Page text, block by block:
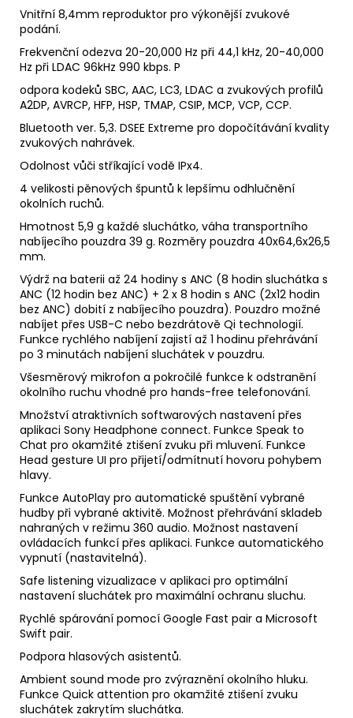
Vnitřní 8,4mm reproduktor pro výkonější zvukové
podání.
Frekvenční odezva 20-20,000 Hz při 44,1 kHz, 20-40,000
Hz při LDAC 96kHz 990 kbps. P
odpora kodeků SBC, AAC, LC3, LDAC a zvukových profilů
A2DP, AVRCP, HFP, HSP, TMAP, CSIP, MCP, VCP, CCP.
Bluetooth ver. 5,3. DSEE Extreme pro dopočítávání kvality
zvukových nahrávek.
Odolnost vůči stříkající vodě IPx4.
4 velikosti pěnových špuntů k lepšímu odhlučnění
okolních ruchů.
Hmotnost 5,9 g každé sluchátko, váha transportního
nabíjecího pouzdra 39 g. Rozměry pouzdra 40x64,6x26,5
mm.
Výdrž na baterii až 24 hodiny s ANC (8 hodin sluchátka s
ANC (12 hodin bez ANC) + 2 x 8 hodin s ANC (2x12 hodin
bez ANC) dobití z nabíjecího pouzdra). Pouzdro možné
nabíjet přes USB-C nebo bezdrátově Qi technologií.
Funkce rychlého nabíjení zajistí až 1 hodinu přehrávání
po 3 minutách nabíjení sluchátek v pouzdru.
Všesměrový mikrofon a pokročilé funkce k odstranění
okolního ruchu vhodné pro hands-free telefonování.
Množství atraktivních softwarových nastavení přes
aplikaci Sony Headphone connect. Funkce Speak to
Chat pro okamžité ztišení zvuku při mluvení. Funkce
Head gesture UI pro přijetí/odmítnutí hovoru pohybem
hlavy.
Funkce AutoPlay pro automatické spuštění vybrané
hudby při vybrané aktivitě. Možnost přehrávání skladeb
nahraných v režimu 360 audio. Možnost nastavení
ovládacích funkcí přes aplikaci. Funkce automatického
vypnutí (nastavitelná).
Safe listening vizualizace v aplikaci pro optimální
nastavení sluchátek pro maximální ochranu sluchu.
Rychlé spárování pomocí Google Fast pair a Microsoft
Swift pair.
Podpora hlasových asistentů.
Ambient sound mode pro zvýraznění okolního hluku.
Funkce Quick attention pro okamžité ztišení zvuku
sluchátek zakrytím sluchátka.